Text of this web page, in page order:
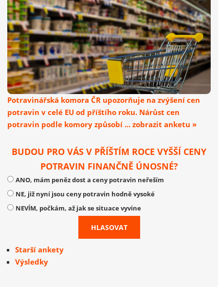
Potravinářská komora ČR upozorňuje na zvýšení cen
potravin v celé EU od příštího roku. Nárůst cen
potravin podle komory způsobí ... zobrazit anketu »
BUDOU PRO VÁS V PŘÍŠTÍM ROCE VYŠŠÍ CENY
POTRAVIN FINANČNĚ ÚNOSNÉ?
ANO, mám peněz dost a ceny potravin neřeším
NE, již nyní jsou ceny potravin hodně vysoké
NEVÍM, počkám, až jak se situace vyvine
Starší ankety
Výsledky